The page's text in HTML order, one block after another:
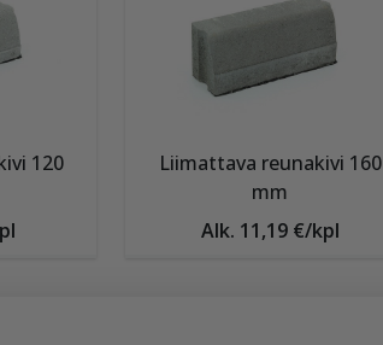
120
Liimattava reunakivi 160
mm
Alk. 11,19 €/kpl